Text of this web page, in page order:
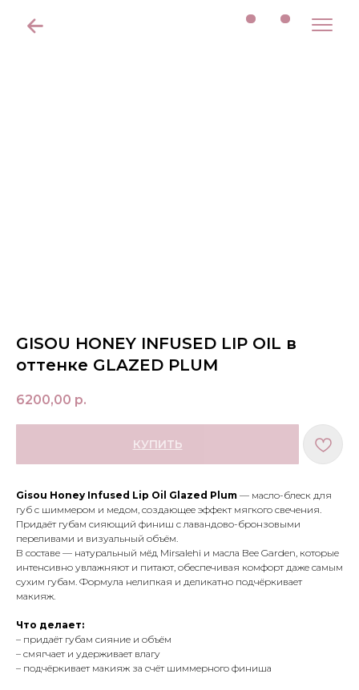
GISOU HONEY INFUSED LIP OIL в
оттенке GLAZED PLUM
6200,00 р.
КУПИТЬ
Gisou Honey Infused Lip Oil Glazed Plum — масло-блеск для
губ с шиммером и медом, создающее эффект мягкого свечения.
Придаёт губам сияющий финиш с лавандово-бронзовыми
переливами и визуальный объём.
В составе — натуральный мёд Mirsalehi и масла Bee Garden, которые
интенсивно увлажняют и питают, обеспечивая комфорт даже самым
сухим губам. Формула нелипкая и деликатно подчёркивает
макияж.
Что делает:
– придаёт губам сияние и объём
– смягчает и удерживает влагу
– подчёркивает макияж за счёт шиммерного финиша
доставка и оплата
в наличии